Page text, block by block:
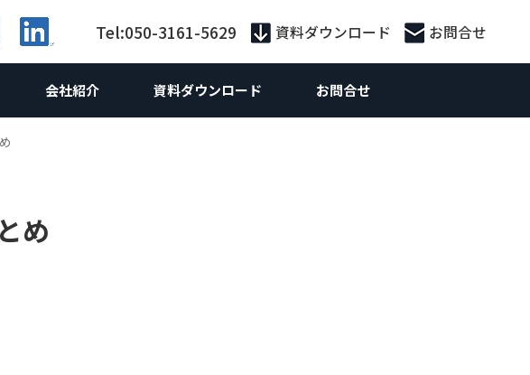
Tel:050-3161-5629 資料ダウンロード お問合せ
ト制作
サルティング
マーケティング
造業
会社紹介 資料ダウンロード
ペーパー
ート
お問合せ
め